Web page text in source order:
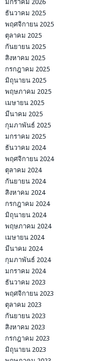
มกราคม 2026
ธันวาคม 2025
พฤศจิกายน 2025
ตุลาคม 2025
กันยายน 2025
สิงหาคม 2025
กรกฎาคม 2025
มิถุนายน 2025
พฤษภาคม 2025
เมษายน 2025
มีนาคม 2025
กุมภาพันธ์ 2025
มกราคม 2025
ธันวาคม 2024
พฤศจิกายน 2024
ตุลาคม 2024
กันยายน 2024
สิงหาคม 2024
กรกฎาคม 2024
มิถุนายน 2024
พฤษภาคม 2024
เมษายน 2024
มีนาคม 2024
กุมภาพันธ์ 2024
มกราคม 2024
ธันวาคม 2023
พฤศจิกายน 2023
ตุลาคม 2023
กันยายน 2023
สิงหาคม 2023
กรกฎาคม 2023
มิถุนายน 2023